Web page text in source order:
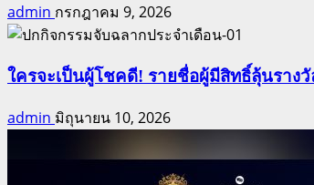
admin กรกฎาคม 9, 2026
ใครจะเป็นผู้โชคดี! รายชื่อผู้มีสิทธิ์ลุ้นราง
admin มิถุนายน 10, 2026